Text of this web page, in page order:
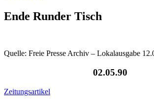
Ende Runder Tisch
Quelle: Freie Presse Archiv – Lokalausgabe
02.05.90
Zeitungsartikel